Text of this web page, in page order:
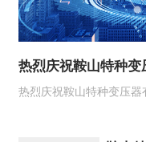
热烈庆祝鞍山特种变
热烈庆祝鞍山特种变压器